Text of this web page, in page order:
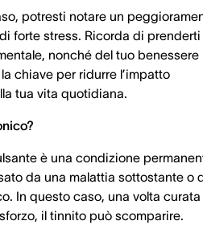
potresti notare un
forte stress. Ricorda di prenderti
nonché del tuo benessere
chiave per ridurre l’impatto
tua vita quotidiana.
è una condizione
da una malattia sottostante o
In questo caso, una volta curata
il tinnito può scomparire.